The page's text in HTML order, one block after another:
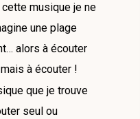
cette musique je ne
une plage
alors à écouter
à écouter !
que je trouve
seul ou